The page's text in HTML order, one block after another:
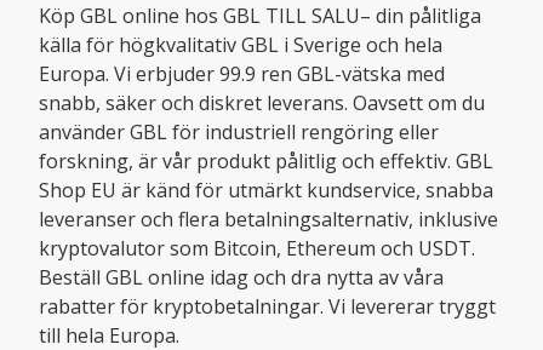
Köp GBL online hos GBL TILL SALU– din pålitliga
källa för högkvalitativ GBL i Sverige och hela
Europa. Vi erbjuder 99.9 ren GBL-vätska med
snabb, säker och diskret leverans. Oavsett om du
använder GBL för industriell rengöring eller
forskning, är vår produkt pålitlig och effektiv. GBL
Shop EU är känd för utmärkt kundservice, snabba
leveranser och flera betalningsalternativ, inklusive
kryptovalutor som Bitcoin, Ethereum och USDT.
Beställ GBL online idag och dra nytta av våra
rabatter för kryptobetalningar. Vi levererar tryggt
till hela Europa.